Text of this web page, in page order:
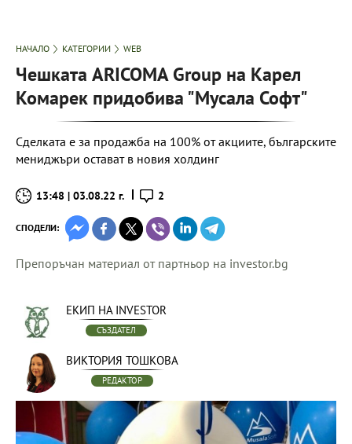
НАЧАЛО КАТЕГОРИИ WEB
Чешката ARICOMA Group на Карел
Комарек придобива "Мусала Софт"
Сделката е за продажба на 100% от акциите, българските
мениджъри остават в новия холдинг
13:48 | 03.08.22 г. 2
СПОДЕЛИ:
Препоръчан материал от партньор на investor.bg
ЕКИП НА INVESTOR
СЪЗДАТЕЛ
ВИКТОРИЯ ТОШКОВА
РЕДАКТОР